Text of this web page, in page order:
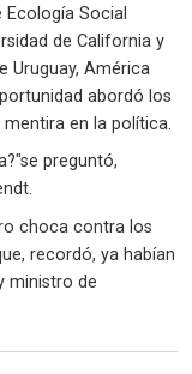
Social
de California y
Uruguay, América
abordó los
en la política.
preguntó,
choca contra los
recordó, ya habían
ministro de